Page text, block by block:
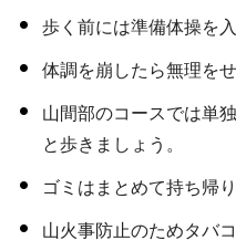
歩く前には準備体操を
体調を崩したら無理を
山間部のコースでは単
と歩きましょう。
ゴミはまとめて持ち帰
山火事防止のためタバ